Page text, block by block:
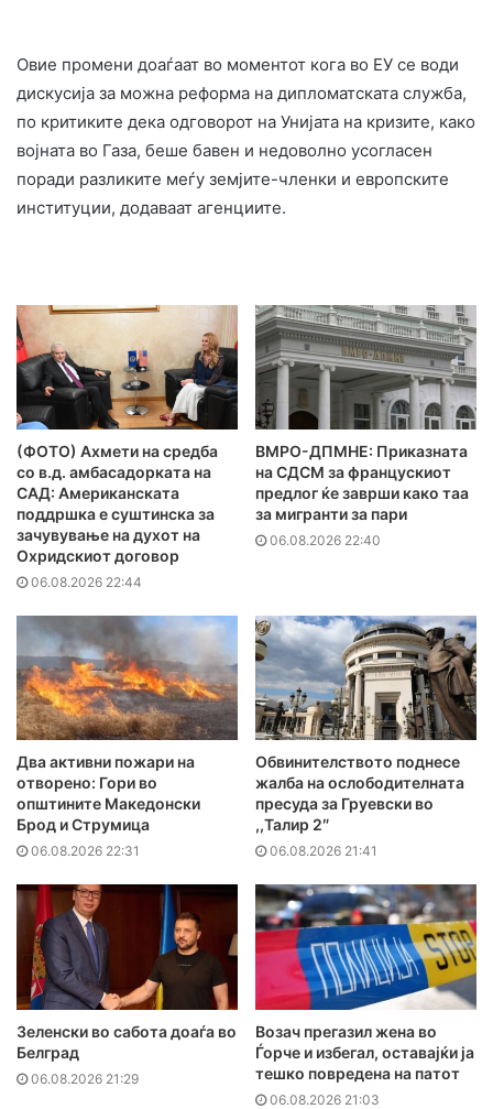
Овие промени доаѓаат во моментот кога во ЕУ се води
дискусија за можна реформа на дипломатската служба,
по критиките дека одговорот на Унијата на кризите, како
војната во Газа, беше бавен и недоволно усогласен
поради разликите меѓу земјите-членки и европските
институции, додаваат агенциите.
(ФОТО) Ахмети на средба
со в.д. амбасадорката на
САД: Американската
поддршка е суштинска за
зачувување на духот на
Охридскиот договор
06.08.2026 22:44
ВМРО-ДПМНЕ: Приказната
на СДСМ за францускиот
предлог ќе заврши како таа
за мигранти за пари
06.08.2026 22:40
Два активни пожари на
отворено: Гори во
општините Македонски
Брод и Струмица
06.08.2026 22:31
Обвинителството поднесе
жалба на ослободителната
пресуда за Груевски во
,,Талир 2″
06.08.2026 21:41
Зеленски во сабота доаѓа во
Белград
06.08.2026 21:29
Возач прегазил жена во
Ѓорче и избегал, оставајќи ја
тешко повредена на патот
06.08.2026 21:03